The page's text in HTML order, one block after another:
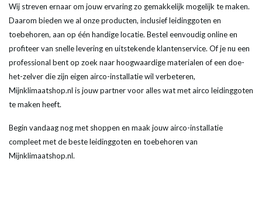
Wij streven ernaar om jouw ervaring zo gemakkelijk mogelijk te maken.
Daarom bieden we al onze producten, inclusief leidinggoten en
toebehoren, aan op één handige locatie. Bestel eenvoudig online en
profiteer van snelle levering en uitstekende klantenservice. Of je nu een
professional bent op zoek naar hoogwaardige materialen of een doe-
het-zelver die zijn eigen airco-installatie wil verbeteren,
Mijnklimaatshop.nl is jouw partner voor alles wat met airco leidinggoten
te maken heeft.
Begin vandaag nog met shoppen en maak jouw airco-installatie
compleet met de beste leidinggoten en toebehoren van
Mijnklimaatshop.nl.